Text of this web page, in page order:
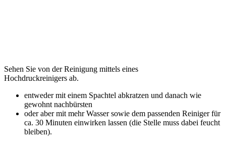
Sehen Sie von der Reinigung mittels eines
Hochdruckreinigers ab.
entweder mit einem Spachtel abkratzen und danach wie
gewohnt nachbürsten
oder aber mit mehr Wasser sowie dem passenden Reiniger für
ca. 30 Minuten einwirken lassen (die Stelle muss dabei feucht
bleiben).